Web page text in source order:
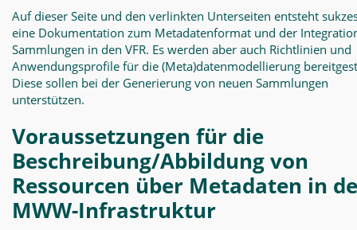
Auf dieser Seite und den verlinkten Unterseiten entsteht
eine Dokumentation zum Metadatenformat und der
Sammlungen in den VFR. Es werden aber auch Richtlinien und
Anwendungsprofile für die (Meta)datenmodellierung
Diese sollen bei der Generierung von neuen Sammlungen
unterstützen.
Voraussetzungen für die
Beschreibung/Abbildung von
Ressourcen über Metadaten in
MWW-Infrastruktur